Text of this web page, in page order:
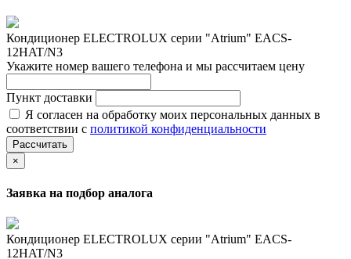
Кондиционер ELECTROLUX серии "Atrium" EACS-
12HAT/N3
Укажите номер вашего телефона и мы рассчитаем цену
Пункт доставки
Я согласен на обработку моих персональных данных в
соответствии с политикой конфиденциальности
Рассчитать
×
Заявка на подбор аналога
Кондиционер ELECTROLUX серии "Atrium" EACS-
12HAT/N3